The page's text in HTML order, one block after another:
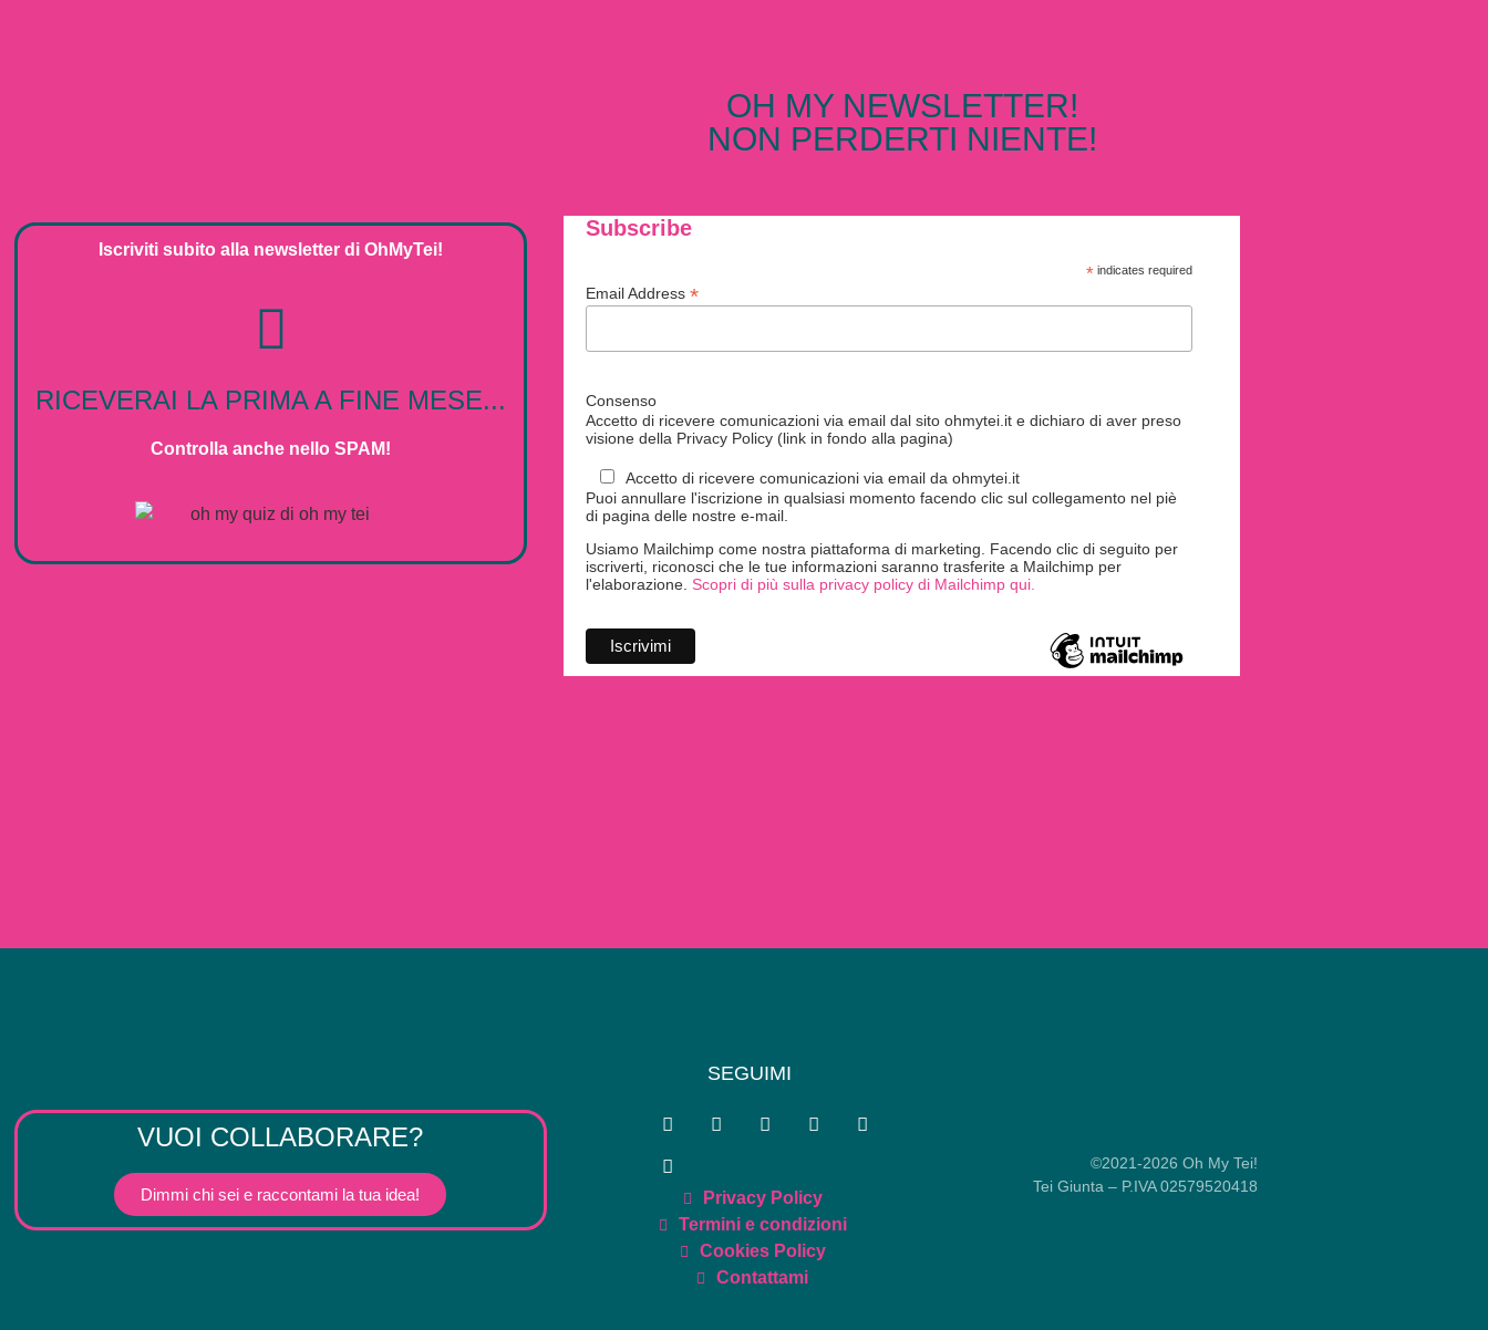
Iscriviti subito alla newsletter diOhMyTei!
RICEVERAI LA PRIMA A FINE MESE...
Controlla anche nello SPAM!
OH MY NEWSLETTER!
NON PERDERTI NIENTE!
Subscribe
* indicates required
Email Address*
Consenso
Accetto di ricevere comunicazioni via email dal sito ohmytei.it e dichiaro di aver preso
visione della Privacy Policy (link in fondo alla pagina)
Accetto di ricevere comunicazioni via email da ohmytei.it
Puoi annullare l'iscrizione in qualsiasi momento facendo clic sul collegamento nel piè
di pagina delle nostre e-mail.
Usiamo Mailchimp come nostra piattaforma di marketing. Facendo clic di seguito per
iscriverti, riconosci che le tue informazioni saranno trasferite a Mailchimp per
l'elaborazione. Scopri di più sulla privacy policy di Mailchimp qui.
VUOI COLLABORARE?
Dimmi chi sei e raccontami la tua idea!
SEGUIMI
Privacy Policy
Termini e condizioni
Cookies Policy
Contattami
©2021-2026 Oh My Tei!
Tei Giunta – P.IVA 02579520418